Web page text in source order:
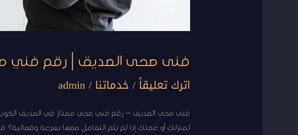
فنى صحى الصديق | رقم فني
اترك تعليقاً/خدماتنا /
admin
فنى صحى الصديق – رقم فني صحي ممتاز في الصديق
لمنزلك أو عملك إذا لم يتم التعامل معها بسرعة